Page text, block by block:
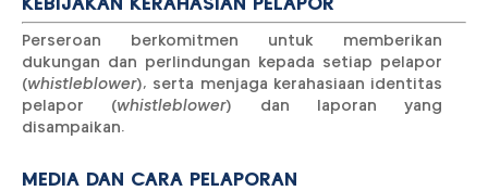
KEBIJAKAN KERAHASIAN PELAPOR
Perseroan berkomitmen untuk memberikan
dukungan dan perlindungan kepada setiap pelapor
(whistleblower), serta menjaga kerahasiaan identitas
pelapor (whistleblower) dan laporan yang
disampaikan.
MEDIA DAN CARA PELAPORAN